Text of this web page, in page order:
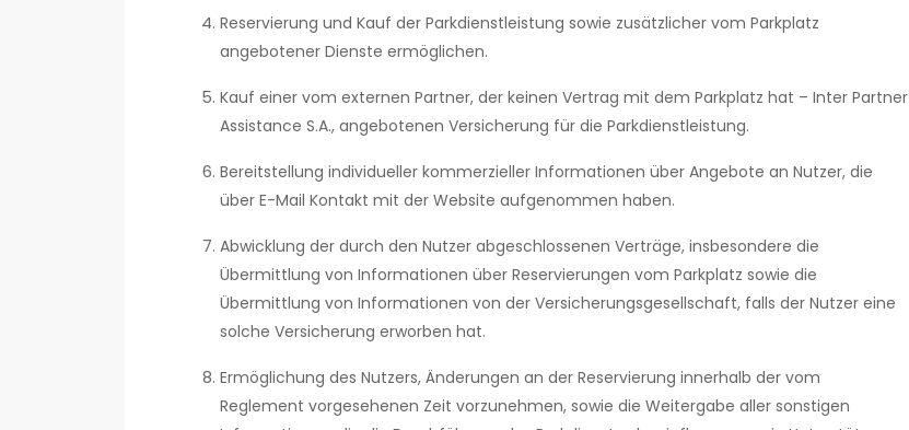
Reservierung und Kauf der Parkdienstleistung sowie zusätzlicher vom Parkplatz
angebotener Dienste ermöglichen.
Kauf einer vom externen Partner, der keinen Vertrag mit dem Parkplatz hat – Inter Partner
Assistance S.A., angebotenen Versicherung für die Parkdienstleistung.
Bereitstellung individueller kommerzieller Informationen über Angebote an Nutzer, die
über E-Mail Kontakt mit der Website aufgenommen haben.
Abwicklung der durch den Nutzer abgeschlossenen Verträge, insbesondere die
Übermittlung von Informationen über Reservierungen vom Parkplatz sowie die
Übermittlung von Informationen von der Versicherungsgesellschaft, falls der Nutzer eine
solche Versicherung erworben hat.
Ermöglichung des Nutzers, Änderungen an der Reservierung innerhalb der vom
Reglement vorgesehenen Zeit vorzunehmen, sowie die Weitergabe aller sonstigen